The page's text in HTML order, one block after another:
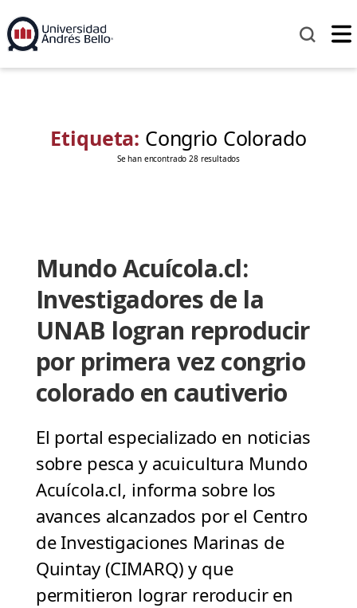
Etiqueta: Congrio Colorado
Se han encontrado 28 resultados
Mundo Acuícola.cl:
Investigadores de la
UNAB logran reproducir
por primera vez congrio
colorado en cautiverio
El portal especializado en noticias
sobre pesca y acuicultura Mundo
Acuícola.cl, informa sobre los
avances alcanzados por el Centro
de Investigaciones Marinas de
Quintay (CIMARQ) y que
permitieron lograr reroducir en